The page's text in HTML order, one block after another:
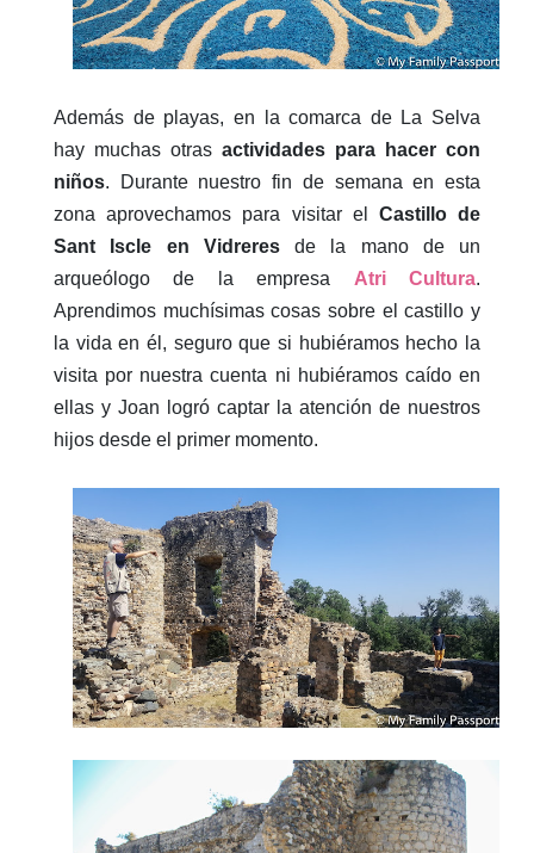
Además de playas, en la comarca de La Selva
hay muchas otras actividades para hacer con
niños. Durante nuestro fin de semana en esta
zona aprovechamos para visitar el
Castillo de
Sant Iscle en Vidreresde la mano de un
arqueólogo de la empresa Atri Cultura.
Aprendimos muchísimas cosas sobre el castillo y
la vida en él, seguro que si hubiéramos hecho la
visita por nuestra cuenta ni hubiéramos caído en
ellas y Joan logró captar la atención de nuestros
hijos desde el primer momento.